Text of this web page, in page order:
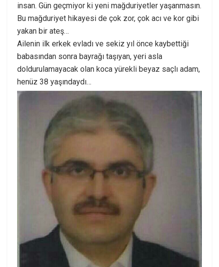
insan. Gün geçmiyor ki yeni mağduriyetler yaşanmasın.
Bu mağduriyet hikayesi de çok zor, çok acı ve kor gibi
yakan bir ateş…
Ailenin ilk erkek evladı ve sekiz yıl önce kaybettiği
babasından sonra bayrağı taşıyan, yeri asla
doldurulamayacak olan koca yürekli beyaz saçlı adam,
henüz 38 yaşındaydı…